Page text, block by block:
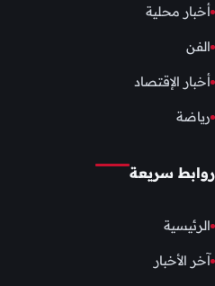
أخبار محلية
الفن
أخبار الإقتصاد
رياضة
روابط سريعة
الرئيسية
آخر الأخبار